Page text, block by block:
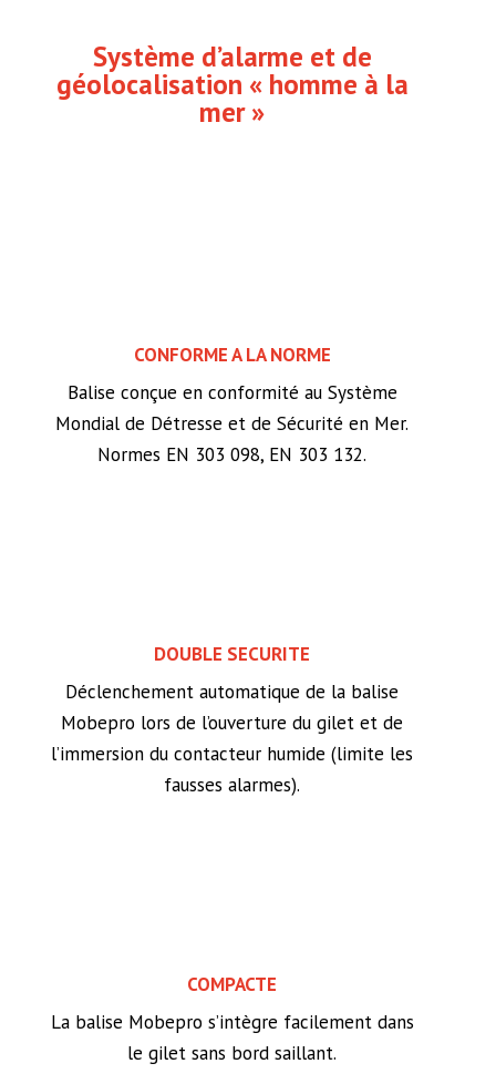
Système d’alarme et de
géolocalisation « homme à la
mer »
CONFORME A LA NORME
Balise conçue en conformité au Système
Mondial de Détresse et de Sécurité en Mer.
Normes EN 303 098, EN 303 132.
DOUBLE SECURITE
Déclenchement automatique de la balise
Mobepro lors de l’ouverture du gilet et de
l’immersion du contacteur humide (limite les
fausses alarmes).
COMPACTE
La balise Mobepro s’intègre facilement dans
le gilet sans bord saillant.